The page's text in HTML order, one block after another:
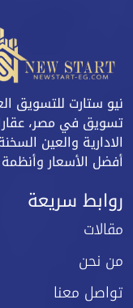
نيو ستارت للتسويق
تسويق في مصر،
الادارية والعين
أفضل الأسعار
روابط سريعة
مقالات
من نحن
تواصل معنا